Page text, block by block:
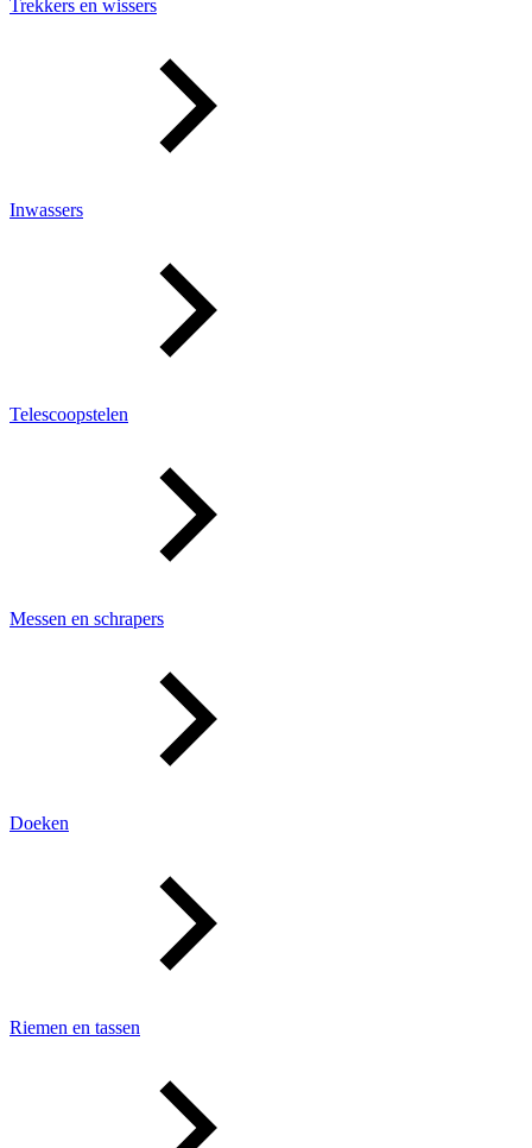
Trekkers en wissers
Inwassers
Telescoopstelen
Messen en schrapers
Doeken
Riemen en tassen